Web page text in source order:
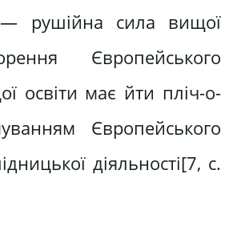
— рушійна сила вищої
Європейського
освіти має йти пліч-о-
Європейського
діяльності[7, c.